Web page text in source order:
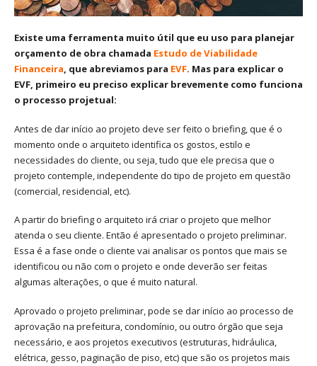
Existe uma ferramenta muito útil que eu uso para planejar
orçamento de obra chamada Estudo de Viabilidade
Financeira, que abreviamos para EVF. Mas para explicar o
EVF, primeiro eu preciso explicar brevemente como funciona
o processo projetual:
Antes de dar início ao projeto deve ser feito o briefing, que é o
momento onde o arquiteto identifica os gostos, estilo e
necessidades do cliente, ou seja, tudo que ele precisa que o
projeto contemple, independente do tipo de projeto em questão
(comercial, residencial, etc).
A partir do briefing o arquiteto irá criar o projeto que melhor
atenda o seu cliente. Então é apresentado o projeto preliminar.
Essa é a fase onde o cliente vai analisar os pontos que mais se
identificou ou não com o projeto e onde deverão ser feitas
algumas alterações, o que é muito natural.
Aprovado o projeto preliminar, pode se dar início ao processo de
aprovação na prefeitura, condomínio, ou outro órgão que seja
necessário, e aos projetos executivos (estruturas, hidráulica,
elétrica, gesso, paginação de piso, etc) que são os projetos mais